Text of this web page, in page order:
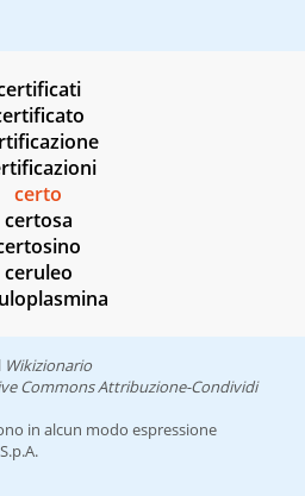
certo
certosa
ceruleo
Wikizionario
Commons Attribuzione-Condividi
in alcun modo espressione